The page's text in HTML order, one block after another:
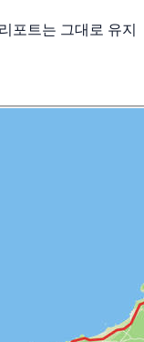
포트는 그대로 유지